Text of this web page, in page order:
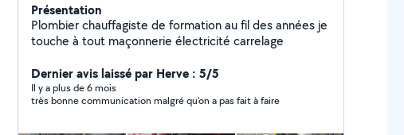
Présentation
Plombier chauffagiste de formation au fil des années je
touche à tout maçonnerie électricité carrelage
Dernier avis laissé par Herve : 5/5
Il y a plus de 6 mois
très bonne communication malgré qu'on a pas fait à faire